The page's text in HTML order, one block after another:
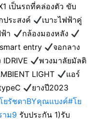
เป็นรถที่คล่องตัว ขับ
ประสงค์
เบาะไฟฟ้าคู่
า
กล้องมองหลัง
smart entry
จอกลาง
พวงมาลัยมัลติ
LIGHT
แอร์
ยางปี2023
ยรัชดาBYคุณแบงค์#โย
าม9 รับประกัน 1)รับ